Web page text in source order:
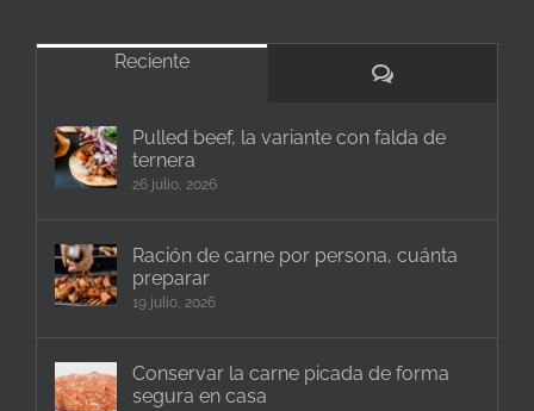
Reciente
Comentarios
Pulled beef, la variante con falda de
ternera
26 julio, 2026
Ración de carne por persona, cuánta
preparar
19 julio, 2026
Conservar la carne picada de forma
segura en casa